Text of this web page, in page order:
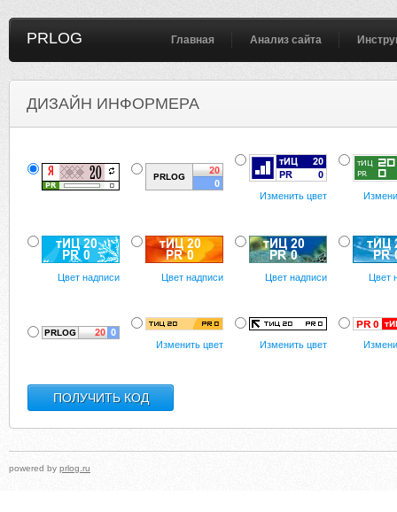
PRLOG Главная Анализ сайта
ДИЗАЙН ИНФОРМЕРА
Изменить цвет
Цвет надписи Цвет надписи Цвет надписи Цвет
Изменить цвет Изменить цвет
powered by prlog.ru